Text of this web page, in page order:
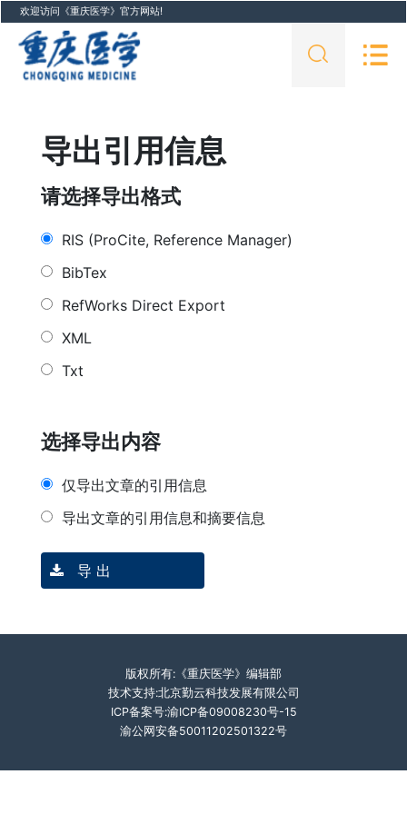
欢迎访问《重庆医学》官方网站!
导出引用信息
请选择导出格式
RIS (ProCite, Reference Manager)
BibTex
RefWorks Direct Export
XML
Txt
选择导出内容
仅导出文章的引用信息
导出文章的引用信息和摘要信息
导 出
版权所有:《重庆医学》编辑部
技术支持:北京勤云科技发展有限公司
ICP备案号:渝ICP备09008230号-15
渝公网安备50011202501322号